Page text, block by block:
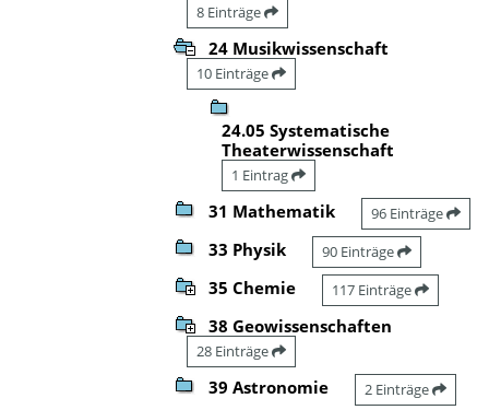
8 Einträge
24 Musikwissenschaft
10 Einträge
24.05 Systematische
Theaterwissenschaft
1 Eintrag
31 Mathematik 96 Einträge
33 Physik 90 Einträge
35 Chemie 117 Einträge
38 Geowissenschaften
28 Einträge
39 Astronomie 2 Einträge